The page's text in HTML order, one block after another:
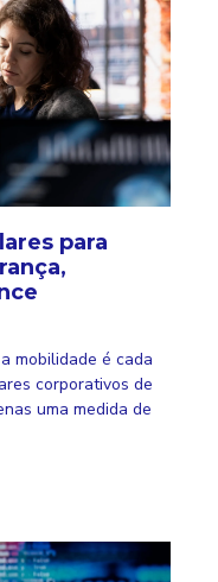
para
mobilidade é cada
corporativos de
uma medida de